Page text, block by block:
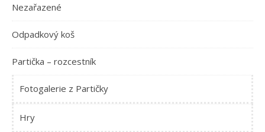
Nezařazené
Odpadkový koš
Partička – rozcestník
Fotogalerie z Partičky
Hry